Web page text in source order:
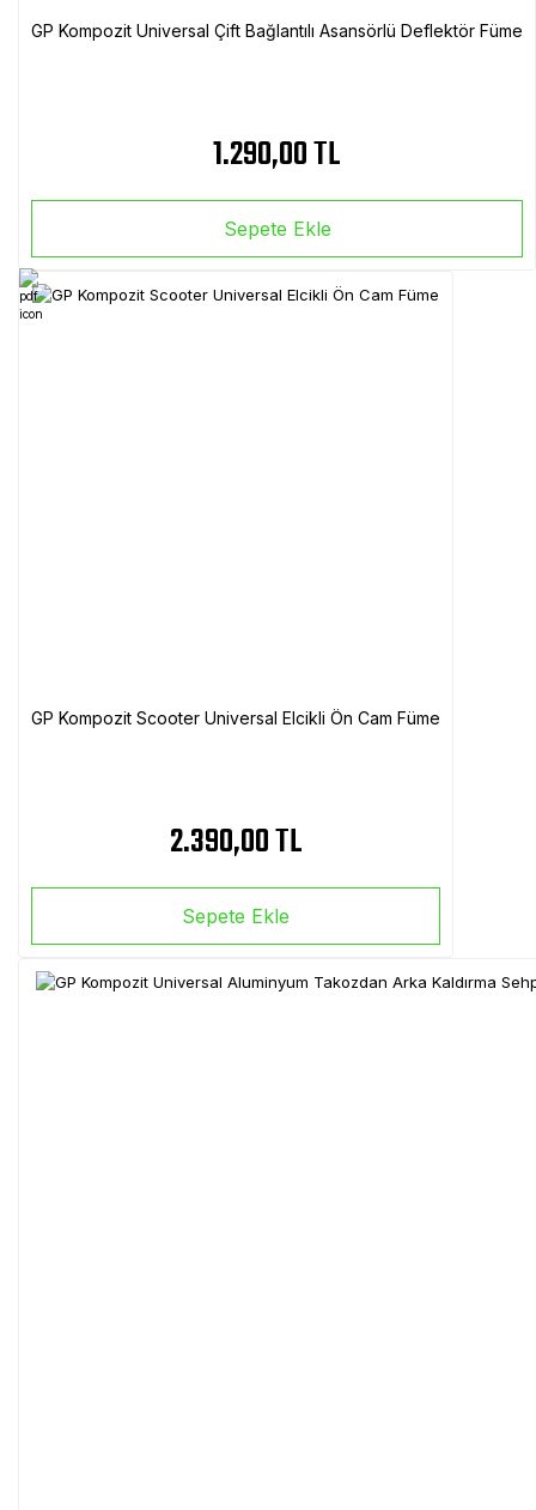
GP Kompozit Universal Çift Bağlantılı Asansörlü Deflektör Füme
1.290,00 TL
Sepete Ekle
GP Kompozit Scooter Universal Elcikli Ön Cam Füme
2.390,00 TL
Sepete Ekle